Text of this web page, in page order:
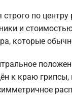
по
и
которые
к краю грипсы,